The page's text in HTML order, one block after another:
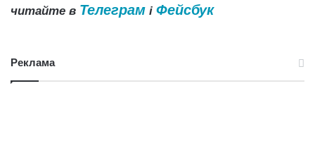
читайте в Телеграм і Фейсбук
Реклама